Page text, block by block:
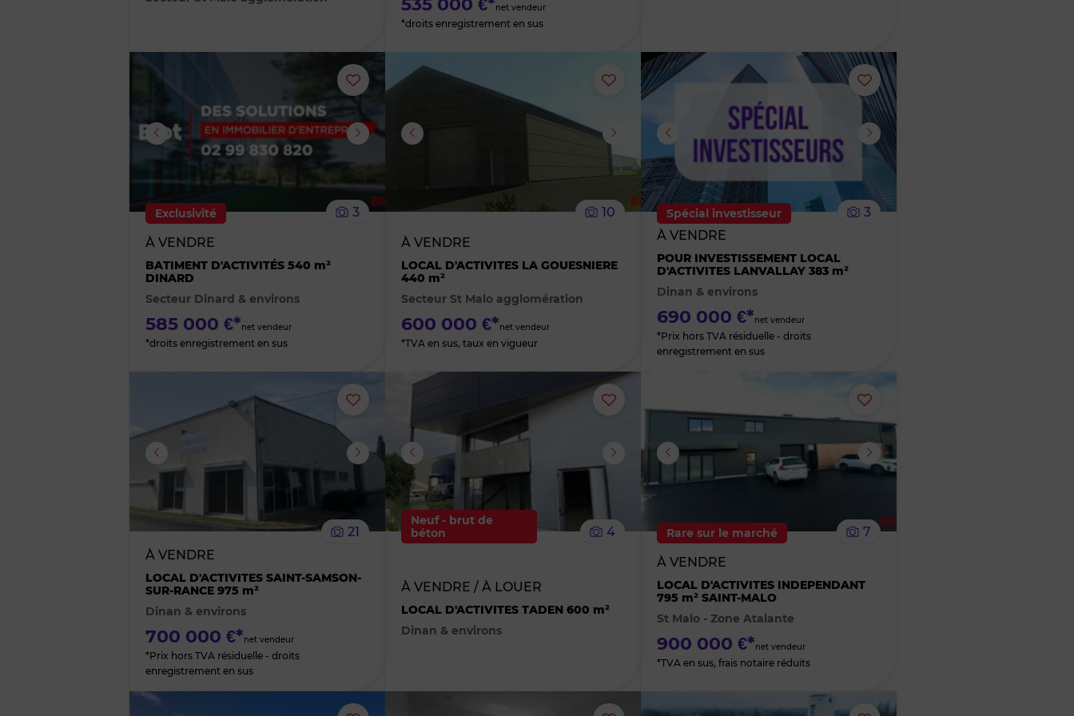
535 000 €*net vendeur
*droits enregistrement en sus
Ajouter
ou
le
favoris
Exclusivité
3
À VENDRE
BATIMENT D'ACTIVITÉS 540 m²
DINARD
Secteur Dinard & environs
585 000 €*net vendeur
*droits enregistrement en sus
Ajouter
supprimer
des
10
À VENDRE
LOCAL D'ACTIVITES LA GOUESNIERE
440 m²
Secteur St Malo agglomération
600 000 €*net vendeur
*TVA en sus, taux en vigueur
Ajouter
ou
supprimer
Spécial investisseur
3
À VENDRE
POUR INVESTISSEMENT LOCAL
D'ACTIVITES LANVALLAY 383 m²
Dinan & environs
690 000 €*net vendeur
*Prix hors TVA résiduelle - droits
enregistrement en sus
Ajouter
supprimer
des
21
À VENDRE
LOCAL D'ACTIVITES SAINT-SAMSON-
SUR-RANCE 975 m²
Dinan & environs
700 000 €*net vendeur
*Prix hors TVA résiduelle - droits
enregistrement en sus
Ajouter
supprimer
favoris
Neuf - brut de
béton
4
À VENDRE / À LOUER
LOCAL D'ACTIVITES TADEN 600 m²
Dinan & environs
Ajouter
ou
supprimer
Rare sur le marché
7
À VENDRE
LOCAL D'ACTIVITES INDEPENDANT
795 m² SAINT-MALO
St Malo - Zone Atalante
900 000 €*net vendeur
*TVA en sus, frais notaire réduits